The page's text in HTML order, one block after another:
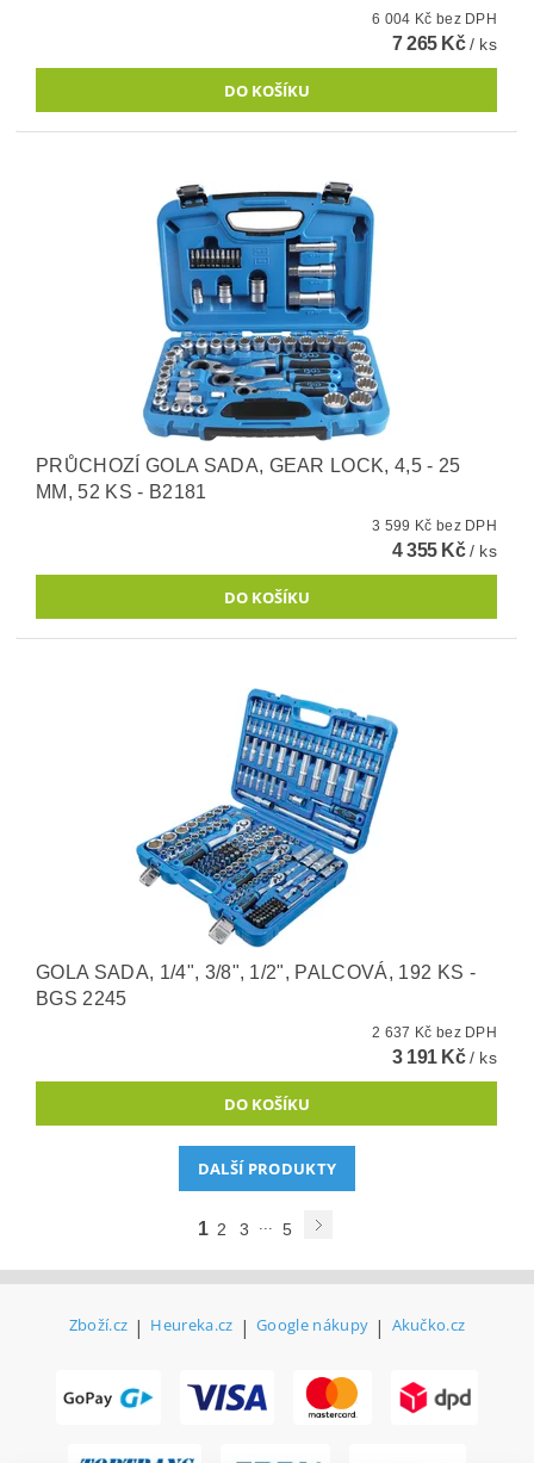
6 004 Kč bez DPH
7 265 Kč/ ks
PRŮCHOZÍ GOLA SADA, GEAR LOCK, 4,5 - 25
MM, 52 KS - B2181
3 599 Kč bez DPH
4 355 Kč/ ks
GOLA SADA, 1/4", 3/8", 1/2", PALCOVÁ, 192 KS -
BGS 2245
2 637 Kč bez DPH
3 191 Kč/ ks
DALŠÍ PRODUKTY
1 2 3 ... 5
Zboží.cz | Heureka.cz | Google nákupy | Akučko.cz